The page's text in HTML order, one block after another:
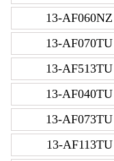
13-AF060NZ
13-AF070TU
13-AF513TU
13-AF040TU
13-AF073TU
13-AF113TU